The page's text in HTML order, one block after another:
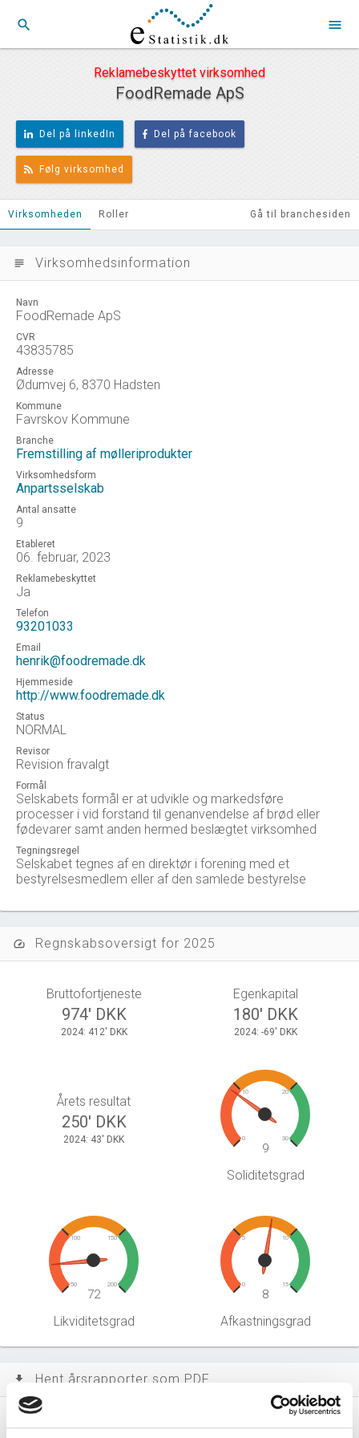
search menu
Reklamebeskyttet virksomhed
FoodRemade ApS
Del på linkedIn Del på facebook
Følg virksomhed
Virksomheden Roller Gå til branchesiden
subject Virksomhedsinformation
Navn
FoodRemade ApS
CVR
43835785
Adresse
Ødumvej 6, 8370 Hadsten
Kommune
Favrskov Kommune
Branche
Fremstilling af mølleriprodukter
Virksomhedsform
Anpartsselskab
Antal ansatte
9
Etableret
06. februar, 2023
Reklamebeskyttet
Ja
Telefon
93201033
Email
henrik@foodremade.dk
Hjemmeside
http://www.foodremade.dk
Status
NORMAL
Revisor
Revision fravalgt
Formål
Selskabets formål er at udvikle og markedsføre
processer i vid forstand til genanvendelse af brød eller
fødevarer samt anden hermed beslægtet virksomhed
Tegningsregel
Selskabet tegnes af en direktør i forening med et
bestyrelsesmedlem eller af den samlede bestyrelse
speed Regnskabsoversigt for 2025
Bruttofortjeneste
974' DKK
2024: 412' DKK
Egenkapital
180' DKK
2024: -69' DKK
Årets resultat
250' DKK
2024: 43' DKK 0
10 20
30
9
Soliditetsgrad
50
100 150
200
72
Likviditetsgrad
0
5 10
15
8
Afkastningsgrad
file_download Hent årsrapporter som PDF
Årsrapporten 2025-12 file_download